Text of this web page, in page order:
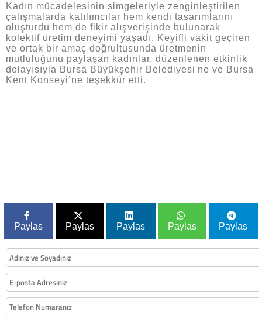
Kadın mücadelesinin simgeleriyle zenginleştirilen
çalışmalarda katılımcılar hem kendi tasarımlarını
oluşturdu hem de fikir alışverişinde bulunarak
kolektif üretim deneyimi yaşadı. Keyifli vakit geçiren
ve ortak bir amaç doğrultusunda üretmenin
mutluluğunu paylaşan kadınlar, düzenlenen etkinlik
dolayısıyla Bursa Büyükşehir Belediyesi'ne ve Bursa
Kent Konseyi’ne teşekkür etti.
Paylas Paylas Paylas Paylas Paylas